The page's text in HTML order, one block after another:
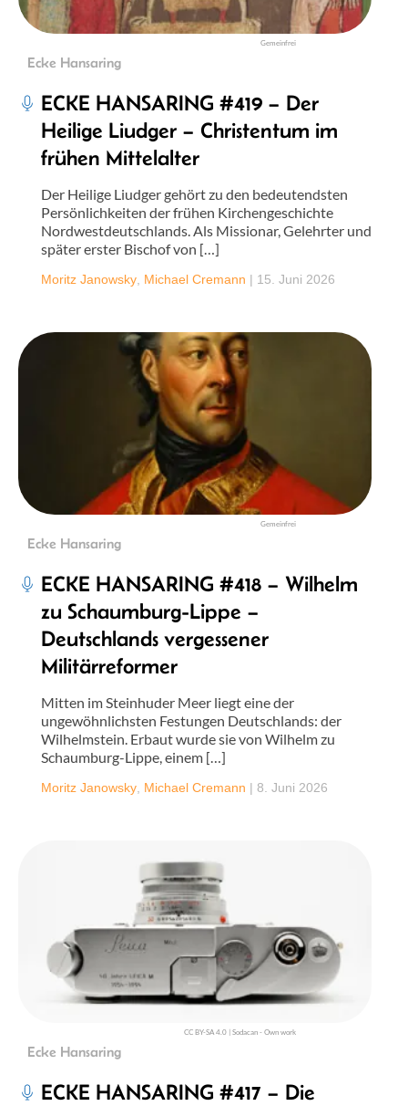
Gemeinfrei
Ecke Hansaring
ECKE HANSARING #419 – Der
Heilige Liudger – Christentum im
frühen Mittelalter
Der Heilige Liudger gehört zu den bedeutendsten
Persönlichkeiten der frühen Kirchengeschichte
Nordwestdeutschlands. Als Missionar, Gelehrter und
später erster Bischof von […]
Moritz Janowsky Michael Cremann | 15. Juni 2026
Gemeinfrei
Ecke Hansaring
ECKE HANSARING #418 – Wilhelm
zu Schaumburg-Lippe –
Deutschlands vergessener
Militärreformer
Mitten im Steinhuder Meer liegt eine der
ungewöhnlichsten Festungen Deutschlands: der
Wilhelmstein. Erbaut wurde sie von Wilhelm zu
Schaumburg-Lippe, einem […]
Moritz Janowsky Michael Cremann | 8. Juni 2026
CC BY-SA 4.0 | Sodacan - Own work
Ecke Hansaring
ECKE HANSARING #417 – Die